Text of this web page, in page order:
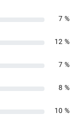
7 %
12 %
7 %
8 %
10 %